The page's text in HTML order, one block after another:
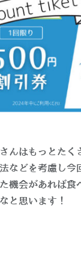
んはもっとた
などを考慮し今
機会があれば食
と思います！